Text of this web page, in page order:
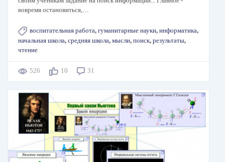
вовремя остановиться,…
воспитательная работа, гуманитарные науки, информатика,
начальная школа, средняя школа, мысли, поиск, результаты,
чтение
526 10 31